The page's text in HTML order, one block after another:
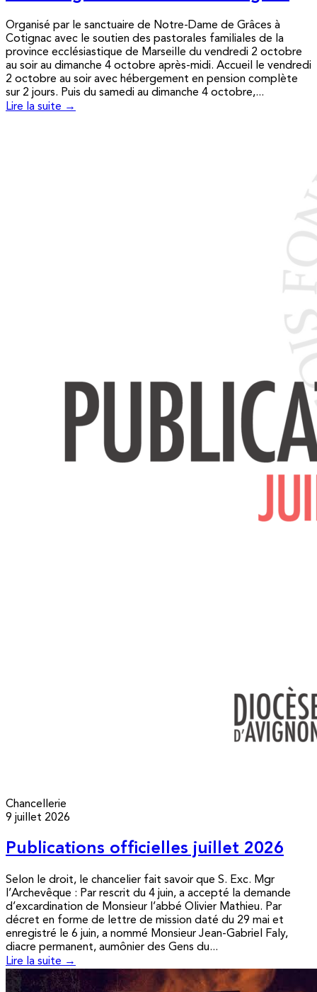
Organisé par le sanctuaire de Notre-Dame de Grâces à
Cotignac avec le soutien des pastorales familiales de la
province ecclésiastique de Marseille du vendredi 2 octobre
au soir au dimanche 4 octobre après-midi. Accueil le vendredi
2 octobre au soir avec hébergement en pension complète
sur 2 jours. Puis du samedi au dimanche 4 octobre,...
Lire la suite →
Chancellerie
9 juillet 2026
Publications officielles juillet 2026
Selon le droit, le chancelier fait savoir que S. Exc. Mgr
l’Archevêque : Par rescrit du 4 juin, a accepté la demande
d’excardination de Monsieur l’abbé Olivier Mathieu. Par
décret en forme de lettre de mission daté du 29 mai et
enregistré le 6 juin, a nommé Monsieur Jean-Gabriel Faly,
diacre permanent, aumônier des Gens du...
Lire la suite →